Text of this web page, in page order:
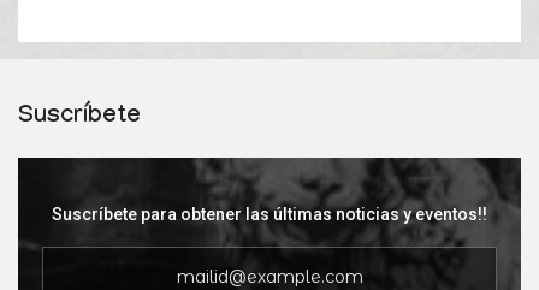
Suscríbete
Suscríbete para obtener las últimas noticias y eventos!!